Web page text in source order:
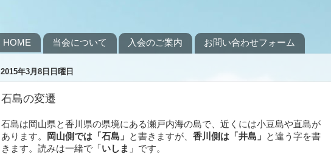
HOME 当会について 入会のご案内 お問い合わせフォーム
2015年3月8日日曜日
石島の変遷
石島は岡山県と香川県の県境にある瀬戸内海の島で、近くには小豆島や直島が
あります。
岡山側では「石島」 と書きますが、 香川側は「井島」
と違う字を書
きます。読みは一緒で「 いしま 」です。